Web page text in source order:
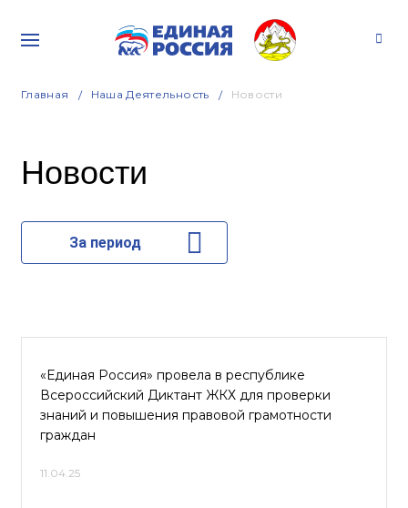
Главная Наша Деятельность Новости
Новости
За период
«Единая Россия» провела в республике
Всероссийский Диктант ЖКХ для проверки
знаний и повышения правовой грамотности
граждан
11.04.25